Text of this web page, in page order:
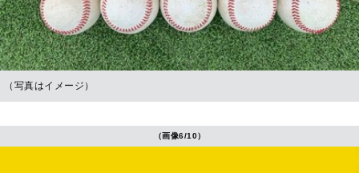
（写真はイメージ）
（画像6/10）